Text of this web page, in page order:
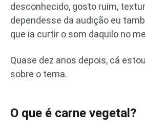
desconhecido, gosto ruim,
dependesse da audição eu
que ia curtir o som daquilo no
Quase dez anos depois, cá
sobre o tema.
O que é carne vegetal?